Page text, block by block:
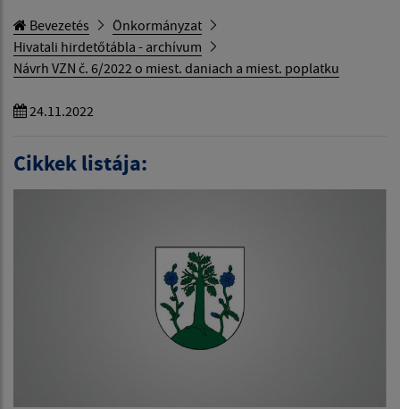
Bevezetés
Önkormányzat
Hivatali hirdetőtábla - archívum
Návrh VZN č. 6/2022 o miest. daniach a miest. poplatku
24.11.2022
Cikkek listája: